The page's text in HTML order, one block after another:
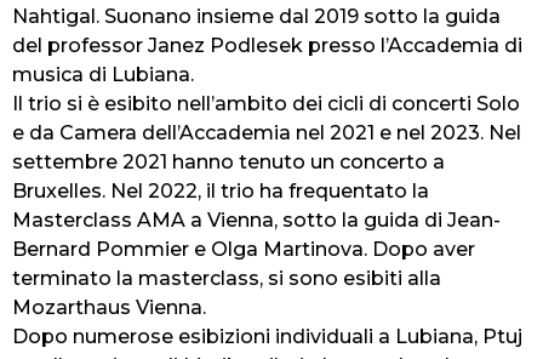
Nahtigal. Suonano insieme dal 2019 sotto la guida
del professor Janez Podlesek presso l’Accademia di
musica di Lubiana.
Il trio si è esibito nell’ambito dei cicli di concerti Solo
e da Camera dell’Accademia nel 2021 e nel 2023. Nel
settembre 2021 hanno tenuto un concerto a
Bruxelles. Nel 2022, il trio ha frequentato la
Masterclass AMA a Vienna, sotto la guida di Jean-
Bernard Pommier e Olga Martinova. Dopo aver
terminato la masterclass, si sono esibiti alla
Mozarthaus Vienna.
Dopo numerose esibizioni individuali a Lubiana, Ptuj